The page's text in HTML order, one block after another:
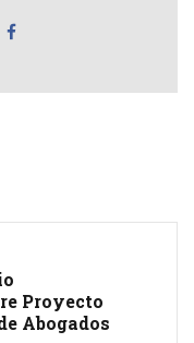
Proyecto
Abogados